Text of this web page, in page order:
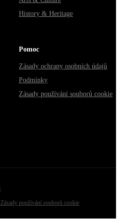
History & Heritage
Pomoc
Zásady ochrany osobních údajů
Podmínky
Zásady používání souborů cookie
Zásady používání souborů cookie